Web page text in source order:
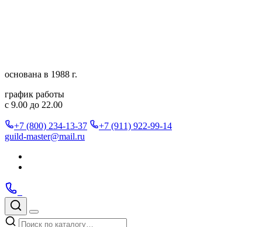
основана в 1988 г.
график работы
с 9.00 до 22.00
+7 (800) 234-13-37
+7 (911) 922-99-14
guild-master@mail.ru
Позвонить
Поиск
по
каталогу
Меню